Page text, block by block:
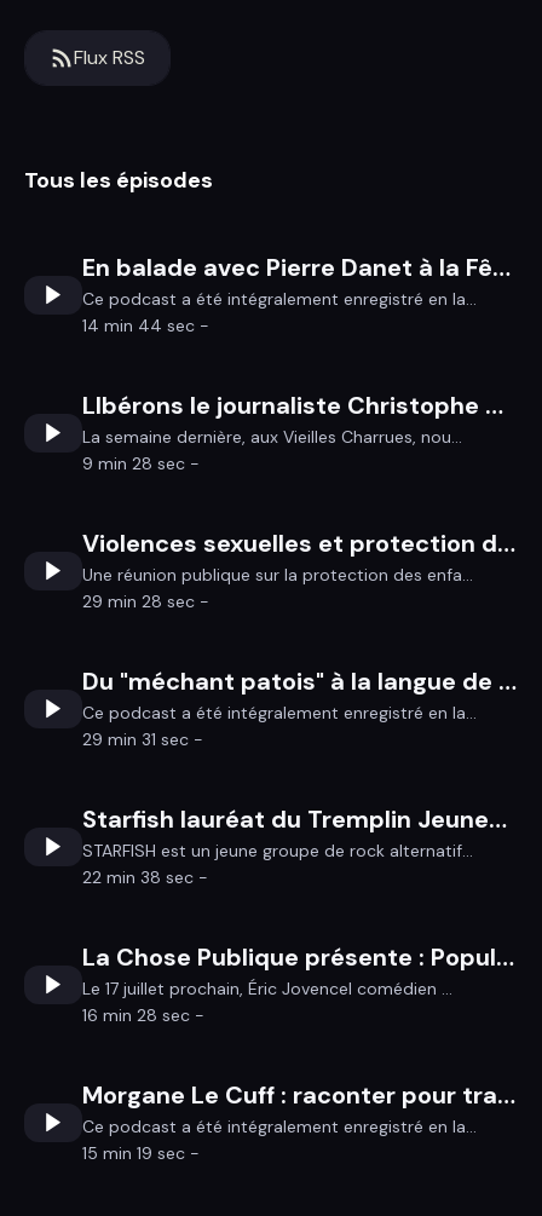
Flux RSS
Tous les épisodes
En balade avec Pierre Danet à la Fête de la Nature de Nivillac
Ce podcast a été intégralement enregistré en la...
14 min 44 sec -
LIbérons le journaliste Christophe Gleizes ! #FREEGLEIZES
La semaine dernière, aux Vieilles Charrues, nou...
9 min 28 sec -
Violences sexuelles et protection de l'enfance: un énorme chantier
Une réunion publique sur la protection des enfa...
29 min 28 sec -
Du "méchant patois" à la langue de création : le parcours d’Yves Bourdaud
Ce podcast a été intégralement enregistré en la...
29 min 31 sec -
Starfish lauréat du Tremplin Jeunes en Scènes !
STARFISH est un jeune groupe de rock alternatif...
22 min 38 sec -
La Chose Publique présente : Populaire !
Le 17 juillet prochain, Éric Jovencel comédien ...
16 min 28 sec -
Morgane Le Cuff : raconter pour transmettre
Ce podcast a été intégralement enregistré en la...
15 min 19 sec -